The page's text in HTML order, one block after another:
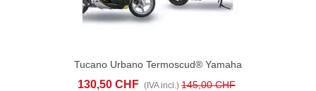
Tucano Urbano Termoscud® Yamaha
Majesty 400 (-2014)
130,50 CHF (IVA incl.) 145,00 CHF